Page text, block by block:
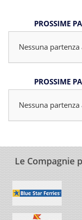
PROSSIME
Nessuna
PROSSIME
Nessuna
Le Compagnie